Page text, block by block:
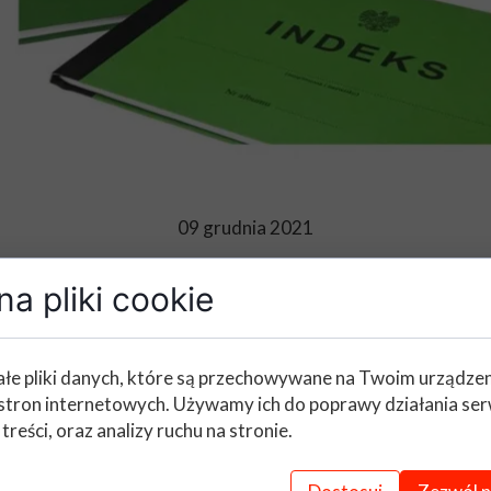
09 grudnia 2021
drugi etap VIII edycji
w Zespole Szkół CKR im. Jadwigi
wynik na poziomie co najmniej 37
Indeks dla rolnika - wyniki
pliki cookie
pliki danych, które są przechowywane na Twoim
internetowych. Używamy ich do poprawy działania
oraz analizy ruchu na stronie.